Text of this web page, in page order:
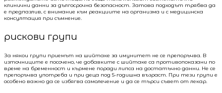
клинични данни за дългосрочна безопасност. Затова подходът трябва да
е предпазлив, с внимание към реакциите на организма и с медицинска
консултация при съмнение.
рискови групи
За някои групи приемът на шийтаке за имунитет не се препоръчва. В
източниците е посочено, че добавките с шийтаке са противопоказани по
време на бременност и кърмене поради липса на достатъчно данни. Не се
препоръчва употреба и при деца под 5-годишна възраст. При тези групи е
особено важно да се избягва самолечение и да се търси съвет от лекар.